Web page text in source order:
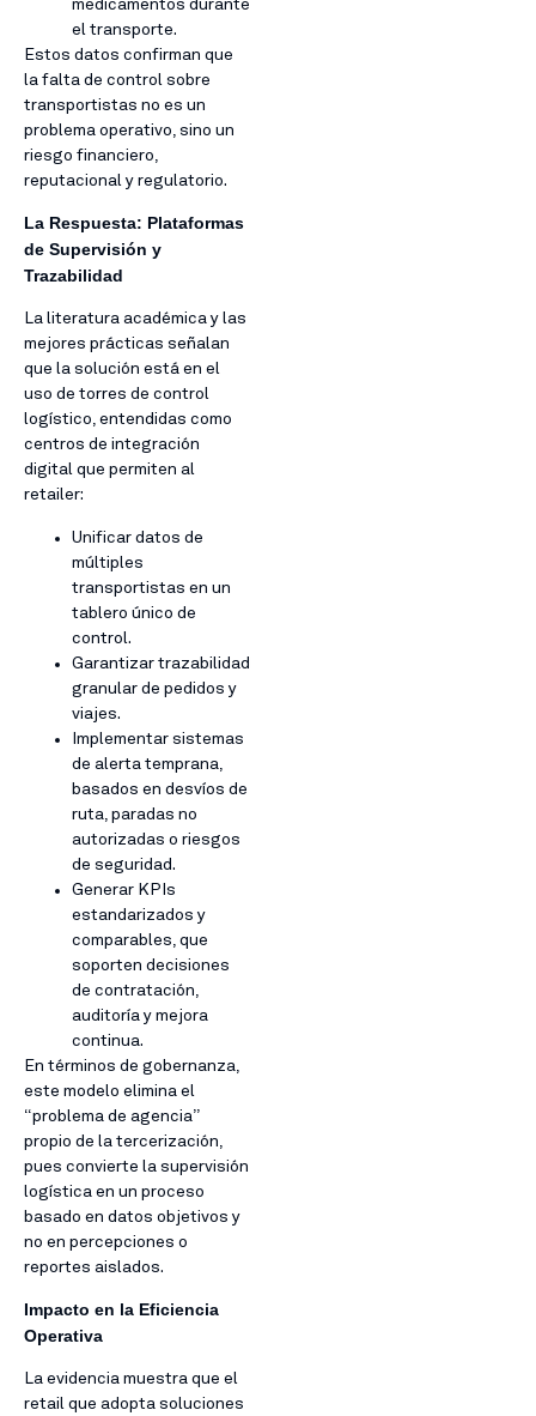
medicamentos durante
el transporte.
Estos datos confirman que
la falta de control sobre
transportistas no es un
problema operativo, sino un
riesgo financiero,
reputacional y regulatorio.
La Respuesta: Plataformas
de Supervisión y
Trazabilidad
La literatura académica y las
mejores prácticas señalan
que la solución está en el
uso de torres de control
logístico, entendidas como
centros de integración
digital que permiten al
retailer:
Unificar datos de
múltiples
transportistas en un
tablero único de
control.
Garantizar trazabilidad
granular de pedidos y
viajes.
Implementar sistemas
de alerta temprana,
basados en desvíos de
ruta, paradas no
autorizadas o riesgos
de seguridad.
Generar KPIs
estandarizados y
comparables, que
soporten decisiones
de contratación,
auditoría y mejora
continua.
En términos de gobernanza,
este modelo elimina el
“problema de agencia”
propio de la tercerización,
pues convierte la supervisión
logística en un proceso
basado en datos objetivos y
no en percepciones o
reportes aislados.
Impacto en la Eficiencia
Operativa
La evidencia muestra que el
retail que adopta soluciones